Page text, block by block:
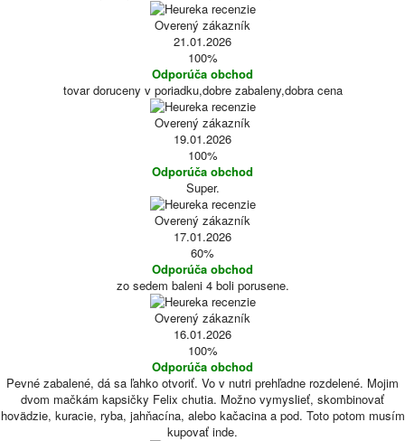
Overený zákazník
21.01.2026
100%
Odporúča obchod
tovar doruceny v poriadku,dobre zabaleny,dobra cena
Overený zákazník
19.01.2026
100%
Odporúča obchod
Super.
Overený zákazník
17.01.2026
60%
Odporúča obchod
zo sedem baleni 4 boli porusene.
Overený zákazník
16.01.2026
100%
Odporúča obchod
Pevné zabalené, dá sa ľahko otvoriť. Vo v nutri prehľadne rozdelené. Mojim
dvom mačkám kapsičky Felix chutia. Možno vymyslieť, skombinovať
hovädzie, kuracie, ryba, jahňacína, alebo kačacina a pod. Toto potom musím
kupovať inde.